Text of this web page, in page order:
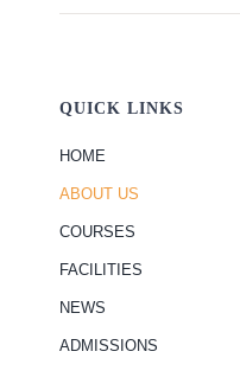
QUICK LINKS
HOME
ABOUT US
COURSES
FACILITIES
NEWS
ADMISSIONS